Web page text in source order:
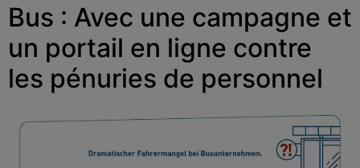
Bus : Avec une campagne et
un portail en ligne contre
les pénuries de personnel